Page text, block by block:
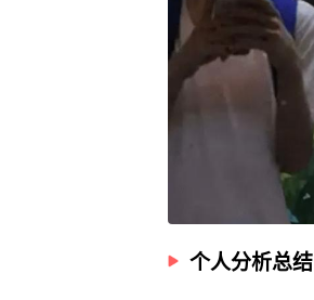
个人分析总结